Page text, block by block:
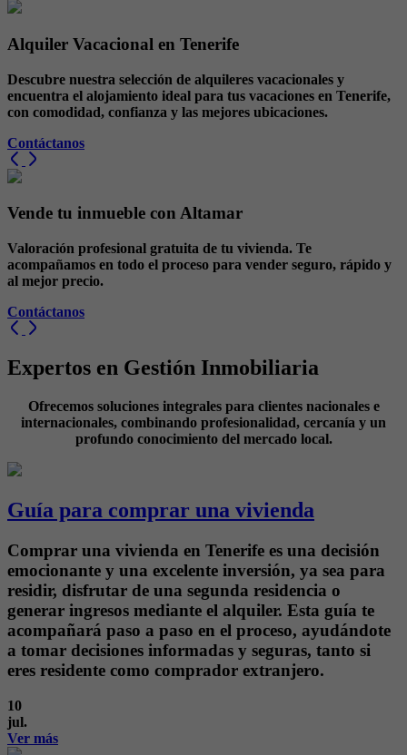
Alquiler Vacacional en Tenerife
Descubre nuestra selección de alquileres vacacionales y
encuentra el alojamiento ideal para tus vacaciones en Tenerife,
con comodidad, confianza y las mejores ubicaciones.
Contáctanos
Vende tu inmueble con Altamar
Valoración profesional gratuita de tu vivienda. Te
acompañamos en todo el proceso para vender seguro, rápido y
al mejor precio.
Contáctanos
Expertos en Gestión Inmobiliaria
Ofrecemos soluciones integrales para clientes nacionales e
internacionales, combinando profesionalidad, cercanía y un
profundo conocimiento del mercado local.
Guía para comprar una vivienda
Comprar una vivienda en Tenerife es una decisión
emocionante y una excelente inversión, ya sea para
residir, disfrutar de una segunda residencia o
generar ingresos mediante el alquiler. Esta guía te
acompañará paso a paso en el proceso, ayudándote
a tomar decisiones informadas y seguras, tanto si
eres residente como comprador extranjero.
10
jul.
Ver más